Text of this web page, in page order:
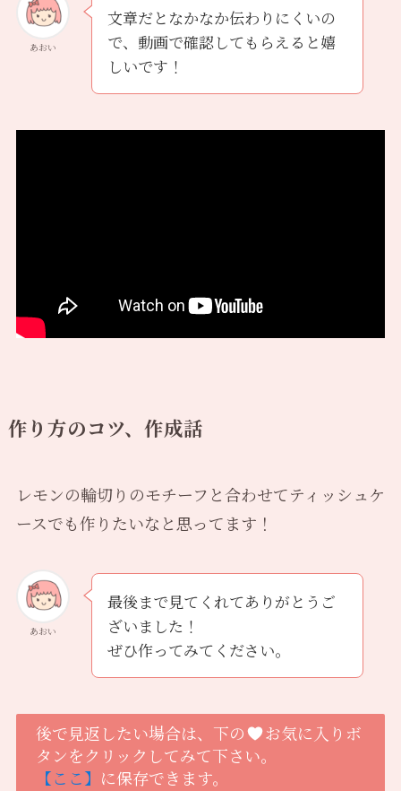
あおい
文章だとなかなか伝わりにくいの
で、動画で確認してもらえると嬉
しいです！
作り方のコツ、作成話
レモンの輪切りのモチーフと合わせてティッシュケ
ースでも作りたいなと思ってます！
あおい
最後まで見てくれてありがとうご
ざいました！
ぜひ作ってみてください。
後で見返したい場合は、下の
お気に入りボ
タンをクリックしてみて下さい。
【ここ】 に保存できます。